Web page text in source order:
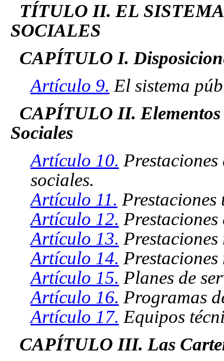
TÍTULO II. EL
SOCIALES
CAPÍTULO I.
Artículo 9. El sistema
CAPÍTULO II. Elementos
Sociales
Artículo 10.
sociales.
Artículo 11. Prestaciones
Artículo 12. Prestaciones
Artículo 13.
Artículo 14. Prestaciones
Artículo 15. Planes de
Artículo 16. Programas
Artículo 17. Equipos
CAPÍTULO III. Las